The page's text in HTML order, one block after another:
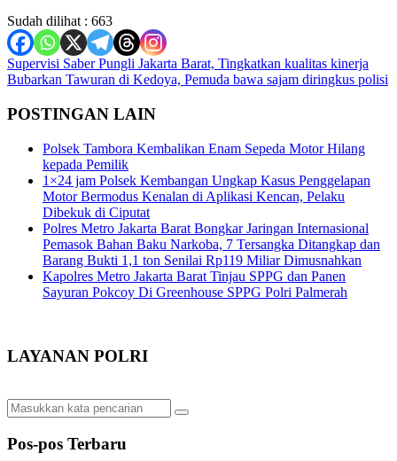
Sudah dilihat : 663
Navigasi
pos
Supervisi Saber Pungli Jakarta Barat, Tingkatkan kualitas kinerja
Bubarkan Tawuran di Kedoya, Pemuda bawa sajam diringkus polisi
POSTINGAN LAIN
Polsek Tambora Kembalikan Enam Sepeda Motor Hilang
kepada Pemilik
1×24 jam Polsek Kembangan Ungkap Kasus Penggelapan
Motor Bermodus Kenalan di Aplikasi Kencan, Pelaku
Dibekuk di Ciputat
Polres Metro Jakarta Barat Bongkar Jaringan Internasional
Pemasok Bahan Baku Narkoba, 7 Tersangka Ditangkap dan
Barang Bukti 1,1 ton Senilai Rp119 Miliar Dimusnahkan
Kapolres Metro Jakarta Barat Tinjau SPPG dan Panen
Sayuran Pokcoy Di Greenhouse SPPG Polri Palmerah
LAYANAN POLRI
Pos-pos Terbaru